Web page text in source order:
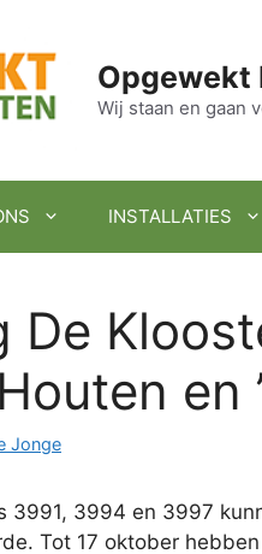
Wij staan en
INSTALLATIES
De
en
Jonge
Tot 17 oktober